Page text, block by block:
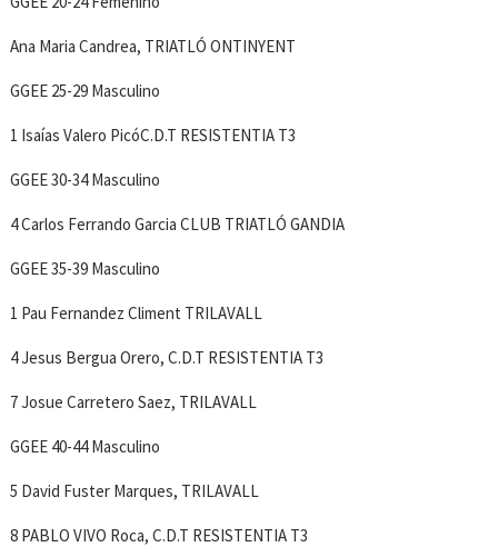
Ana Maria Candrea, TRIATLÓ ONTINYENT
GGEE 25-29 Masculino
1 Isaías Valero PicóC.D.T RESISTENTIA T3
GGEE 30-34 Masculino
4 Carlos Ferrando Garcia CLUB TRIATLÓ GANDIA
GGEE 35-39 Masculino
1 Pau Fernandez Climent TRILAVALL
4 Jesus Bergua Orero, C.D.T RESISTENTIA T3
7 Josue Carretero Saez, TRILAVALL
GGEE 40-44 Masculino
5 David Fuster Marques, TRILAVALL
8 PABLO VIVO Roca, C.D.T RESISTENTIA T3